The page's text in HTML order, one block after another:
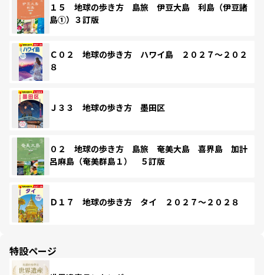
１５ 地球の歩き方 島旅 伊豆大島 利島（伊豆諸
島①）３訂版
Ｃ０２ 地球の歩き方 ハワイ島 ２０２７～２０２
８
Ｊ３３ 地球の歩き方 墨田区
０２ 地球の歩き方 島旅 奄美大島 喜界島 加計
呂麻島（奄美群島１） ５訂版
Ｄ１７ 地球の歩き方 タイ ２０２７～２０２８
特設ページ